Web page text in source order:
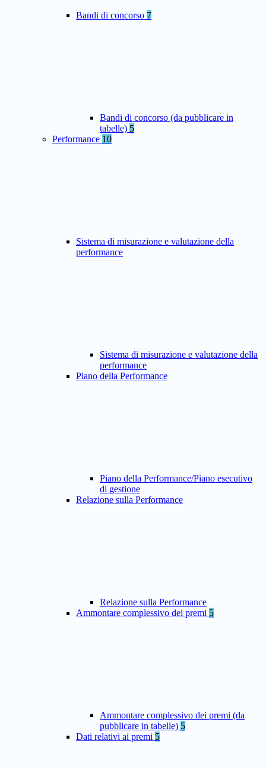
Bandi di concorso 7
Bandi di concorso (da pubblicare in
tabelle) 5
Performance 10
Sistema di misurazione e valutazione della
performance
Sistema di misurazione e valutazione della
performance
Piano della Performance
Piano della Performance/Piano esecutivo
di gestione
Relazione sulla Performance
Relazione sulla Performance
Ammontare complessivo dei premi 5
Ammontare complessivo dei premi (da
pubblicare in tabelle) 5
Dati relativi ai premi 5